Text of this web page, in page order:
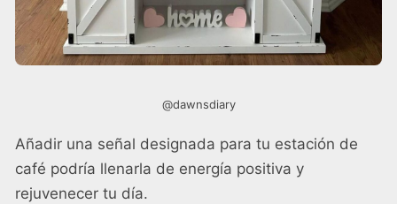
@dawnsdiary
Añadir una señal designada para tu estación de
café podría llenarla de energía positiva y
rejuvenecer tu día.